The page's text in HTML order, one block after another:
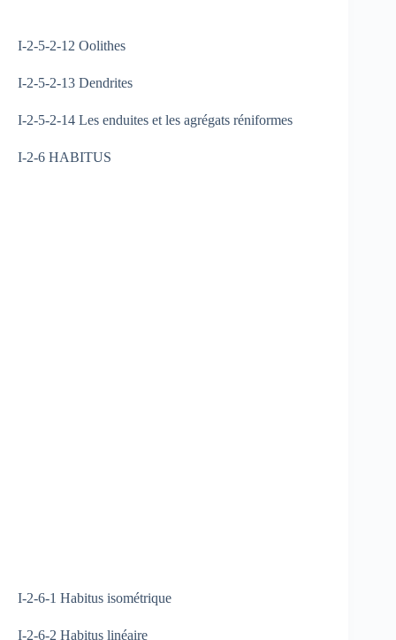
I-2-5-2-12 Oolithes
I-2-5-2-13 Dendrites
I-2-5-2-14 Les enduites et les agrégats réniformes
I-2-6 HABITUS
I-2-6-1 Habitus isométrique
I-2-6-2 Habitus linéaire